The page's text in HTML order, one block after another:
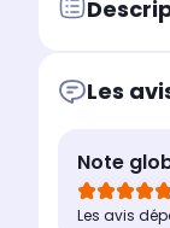
Les
Note
Les avis